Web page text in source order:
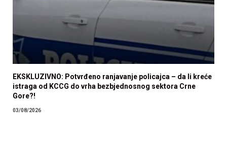
EKSKLUZIVNO: Potvrđeno ranjavanje policajca – da li kreće
istraga od KCCG do vrha bezbjednosnog sektora Crne
Gore?!
03/08/2026